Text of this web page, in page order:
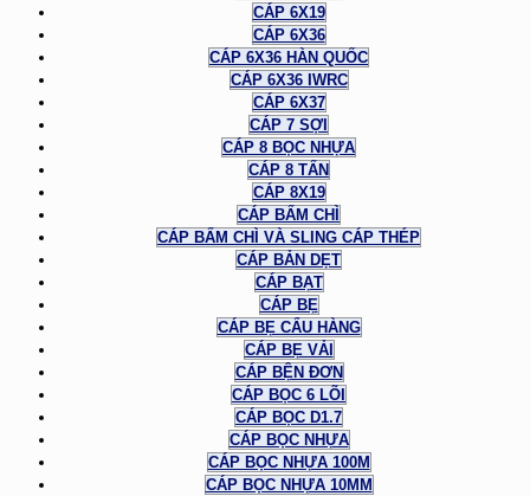
CÁP 6X19
CÁP 6X36
CÁP 6X36 HÀN QUỐC
CÁP 6X36 IWRC
CÁP 6X37
CÁP 7 SỢI
CÁP 8 BỌC NHỰA
CÁP 8 TẤN
CÁP 8X19
CÁP BẤM CHÌ
CÁP BẤM CHÌ VÀ SLING CÁP THÉP
CÁP BẢN DẸT
CÁP BẠT
CÁP BẸ
CÁP BẸ CẨU HÀNG
CÁP BẸ VẢI
CÁP BỆN ĐƠN
CÁP BỌC 6 LÕI
CÁP BỌC D1.7
CÁP BỌC NHỰA
CÁP BỌC NHỰA 100M
CÁP BỌC NHỰA 10MM